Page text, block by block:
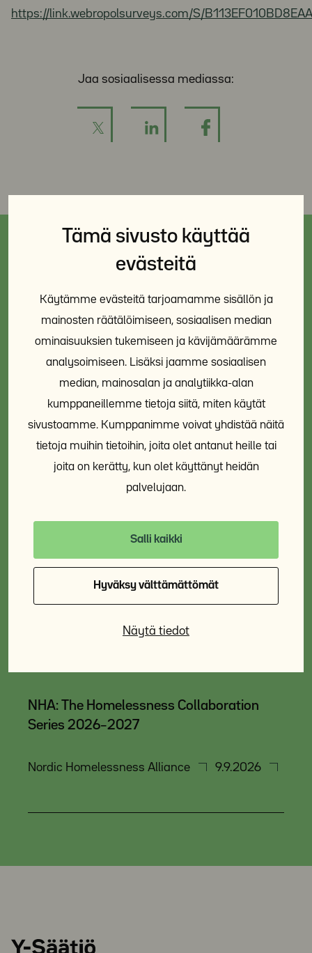
Tämä sivusto käyttää
evästeitä
Käytämme evästeitä tarjoamamme sisällön ja
mainosten räätälöimiseen, sosiaalisen median
ominaisuuksien tukemiseen ja kävijämäärämme
analysoimiseen. Lisäksi jaamme sosiaalisen
median, mainosalan ja analytiikka-alan
kumppaneillemme tietoja siitä, miten käytät
sivustoamme. Kumppanimme voivat yhdistää näitä
tietoja muihin tietoihin, joita olet antanut heille tai
joita on kerätty, kun olet käyttänyt heidän
palvelujaan.
Salli kaikki
Hyväksy välttämättömät
Näytä tiedot
https://link.webropolsurveys.com/S/
Jaa sosiaalisessa mediassa:
Tapahtumat
KAIKKI TAPAHTUMAT
Koulutus: Naiserityinen työote
asumissosiaalisessa työssä 19.8.2026 klo
12-15
Asunto ensin 19.8. 12:00-15:00
toimintaympäristössä – tutkimustietoa,
käytäntöjä ja henkilöstön osaamisen
NHA: The Homelessness Collaboration
Series 2026–2027
Nordic Homelessness Alliance 9.9.2026
Y-